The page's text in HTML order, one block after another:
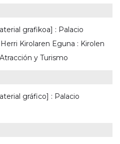
grafikoa] : Palacio
Kirolaren Eguna : Kirolen
y Turismo
gráfico] : Palacio